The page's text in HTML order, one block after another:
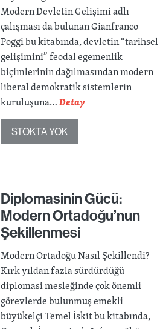
Modern Devletin Gelişimi adlı
çalışması da bulunan Gianfranco
Poggi bu kitabında, devletin “tarihsel
gelişimini” feodal egemenlik
biçimlerinin dağılmasından modern
liberal demokratik sistemlerin
kuruluşuna…Detay
STOKTA YOK
Diplomasinin Gücü:
Modern Ortadoğu’nun
Şekillenmesi
Modern Ortadoğu Nasıl Şekillendi?
Kırk yıldan fazla sürdürdüğü
diplomasi mesleğinde çok önemli
görevlerde bulunmuş emekli
büyükelçi Temel İskit bu kitabında,